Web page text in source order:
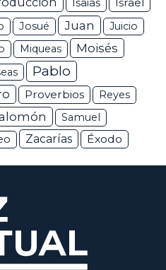
Josué Juan
Juicio
Miqueas Moisés
Pablo
Proverbios Reyes
Samuel
Zacarías Éxodo